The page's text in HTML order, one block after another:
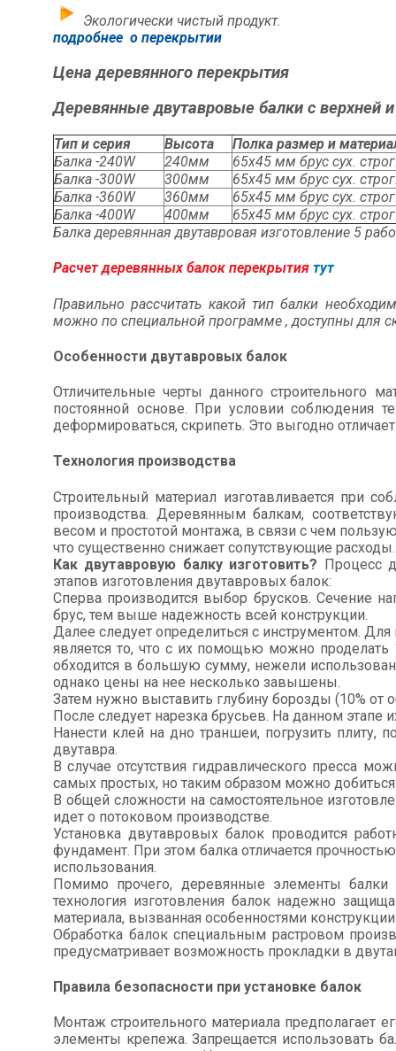
Экологически чистый продукт.
подробнее о перекрытии
Цена деревянного перекрытия
Деревянные двутавровые балки с верхней
Тип и серия Высота
Полка размер и
Балка -240W
240мм
65x45 мм брус сух.
Балка -300W
300мм
65x45 мм брус сух.
Балка -360W
360мм
65x45 мм брус сух.
Балка -400W
400мм
65x45 мм брус сух.
Балка деревянная двутавровая изготовление 5
Расчет деревянных балок перекрытия тут
Правильно рассчитать какой тип балки
можно по специальной программе , доступны для
Особенности двутавровых балок
Отличительные черты данного строительного
постоянной основе. При условии соблюдения
деформироваться, скрипеть. Это выгодно
Технология производства
Строительный материал изготавливается при
производства. Деревянным балкам,
весом и простотой монтажа, в связи с чем
что существенно снижает сопутствующие расходы.
Как двутавровую балку изготовить? Процесс
этапов изготовления двутавровых балок:
Сперва производится выбор брусков. Сечение
брус, тем выше надежность всей конструкции.
Далее следует определиться с инструментом.
является то, что с их помощью можно
обходится в большую сумму, нежели
однако цены на нее несколько завышены.
Затем нужно выставить глубину борозды (10%
После следует нарезка брусьев. На данном
Нанести клей на дно траншеи, погрузить
двутавра.
В случае отсутствия гидравлического пресса
самых простых, но таким образом можно
В общей сложности на самостоятельное
идет о потоковом производстве.
Установка двутавровых балок проводится
фундамент. При этом балка отличается
использования.
Помимо прочего, деревянные элементы
технология изготовления балок надежно
материала, вызванная особенностями
Обработка балок специальным растровом
предусматривает возможность прокладки в
Правила безопасности при установке балок
Монтаж строительного материала
элементы крепежа. Запрещается использовать